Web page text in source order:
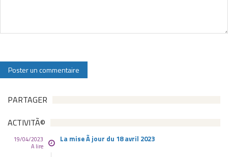
PARTAGER
ACTIVITÃ©
19/04/2023
A lire
La mise Ã jour du 18 avril 2023